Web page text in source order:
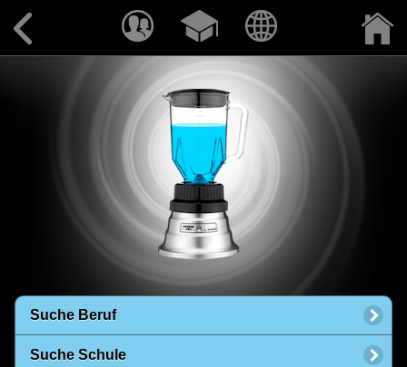
Suche Beruf
Suche Schule